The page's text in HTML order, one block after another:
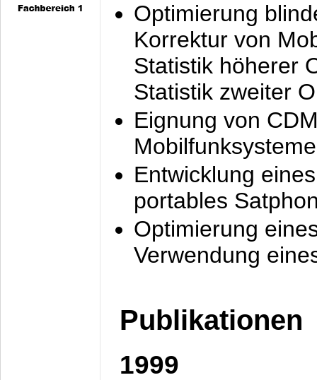
Optimierung
Korrektur von
Statistik höherer
Statistik zweiter
Eignung von
Mobilfunksysteme
Entwicklung
portables
Optimierung
Verwendung
Publikationen
1999